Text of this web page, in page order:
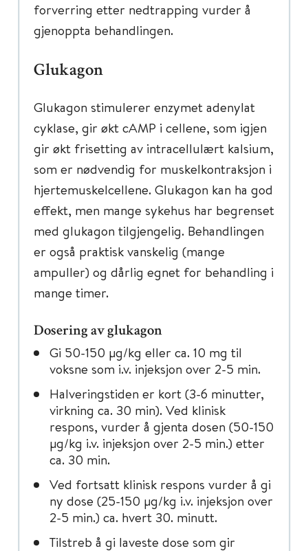
forverring etter nedtrapping vurder å
gjenoppta behandlingen.
Glukagon
Glukagon stimulerer enzymet adenylat
cyklase, gir økt cAMP i cellene, som igjen
gir økt frisetting av intracellulært kalsium,
som er nødvendig for muskelkontraksjon i
hjertemuskelcellene. Glukagon kan ha god
effekt, men mange sykehus har begrenset
med glukagon tilgjengelig. Behandlingen
er også praktisk vanskelig (mange
ampuller) og dårlig egnet for behandling i
mange timer.
Dosering av glukagon
Gi 50-150 µg/kg eller ca. 10 mg til
voksne som i.v. injeksjon over 2-5 min.
Halveringstiden er kort (3-6 minutter,
virkning ca. 30 min). Ved klinisk
respons, vurder å gjenta dosen (50-150
µg/kg i.v. injeksjon over 2-5 min.) etter
ca. 30 min.
Ved fortsatt klinisk respons vurder å gi
ny dose (25-150 µg/kg i.v. injeksjon over
2-5 min.) ca. hvert 30. minutt.
Tilstreb å gi laveste dose som gir